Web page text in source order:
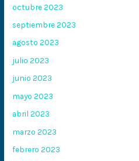
octubre 2023
septiembre 2023
agosto 2023
julio 2023
junio 2023
mayo 2023
abril 2023
marzo 2023
febrero 2023